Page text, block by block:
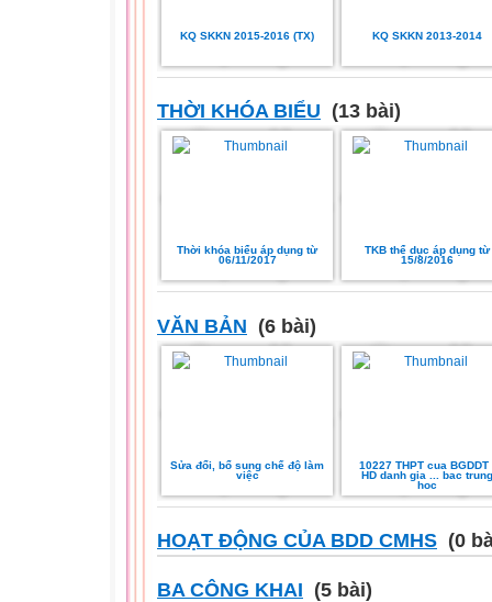
KQ SKKN 2015-2016 (TX) KQ SKKN 2013-2014
THỜI KHÓA BIỂU (13 bài)
Thời khóa biểu áp dụng từ
06/11/2017
TKB thể dục áp dụng từ
15/8/2016
VĂN BẢN (6 bài)
Sửa đổi, bổ sung chế độ làm
việc
10227 THPT cua BGDDT
HD danh gia ... bac trung
hoc
HOẠT ĐỘNG CỦA BDD CMHS (0
BA CÔNG KHAI (5 bài)